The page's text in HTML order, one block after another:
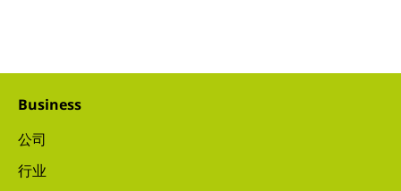
Business
公司
行业